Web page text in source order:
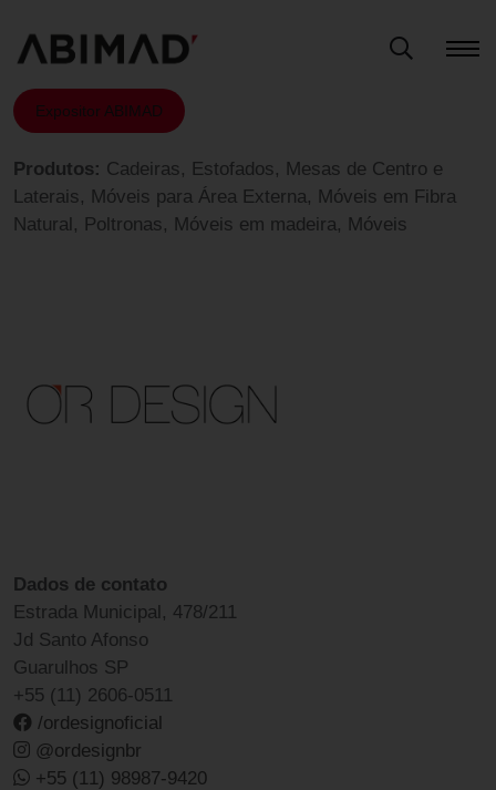
Expositor ABIMAD
Produtos: Cadeiras, Estofados, Mesas de Centro e
Laterais, Móveis para Área Externa, Móveis em Fibra
Natural, Poltronas, Móveis em madeira, Móveis
Dados de contato
Estrada Municipal, 478/211
Jd Santo Afonso
Guarulhos SP
+55 (11) 2606-0511
/ordesignoficial
@ordesignbr
+55 (11) 98987-9420